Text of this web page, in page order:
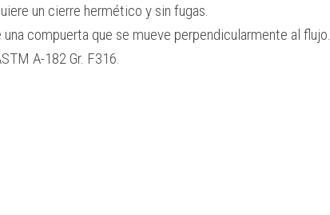
un cierre hermético y sin fugas.
compuerta que se mueve perpendicularmente al flujo.
A-182 Gr. F316.